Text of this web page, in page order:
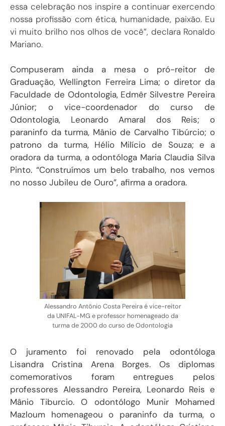
essa celebração nos inspire a continuar exercendo
nossa profissão com ética, humanidade, paixão. Eu
vi muito brilho nos olhos de você”, declara Ronaldo
Mariano.
Compuseram ainda a mesa o pró-reitor de
Graduação, Wellington Ferreira Lima; o diretor da
Faculdade de Odontologia, Edmêr Silvestre Pereira
Júnior; o vice-coordenador do curso de
Odontologia, Leonardo Amaral dos Reis; o
paraninfo da turma, Mânio de Carvalho Tibúrcio; o
patrono da turma, Hélio Milício de Souza; e a
oradora da turma, a odontóloga Maria Claudia Silva
Pinto. “Construímos um belo trabalho, nos vemos
no nosso Jubileu de Ouro”, afirma a oradora.
Alessandro Antônio Costa Pereira é vice-reitor
da UNIFAL-MG e professor homenageado da
turma de 2000 do curso de Odontologia
O juramento foi renovado pela odontóloga
Lisandra Cristina Arena Borges. Os diplomas
comemorativos foram entregues pelos
professores Alessandro Pereira, Leonardo Reis e
Mânio Tiburcio.
O odontólogo Munir Mohamed
Mazloum homenageou o paraninfo da turma, o